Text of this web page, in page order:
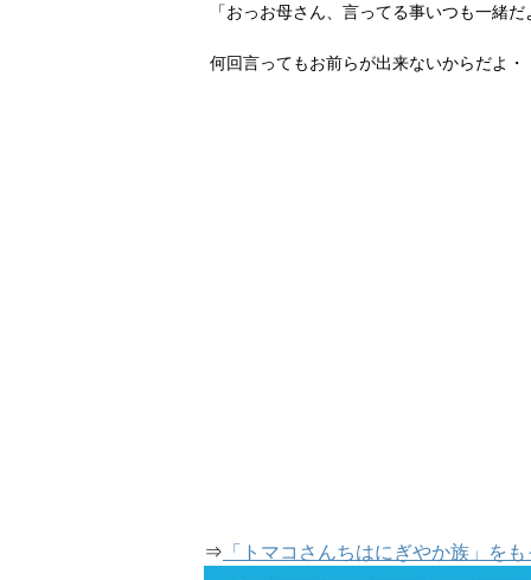
「おっお母さん、言ってる事いつも一緒
何回言ってもお前らが出来ないからだよ・
⇒ 「トマコさんちはにぎやか族」を